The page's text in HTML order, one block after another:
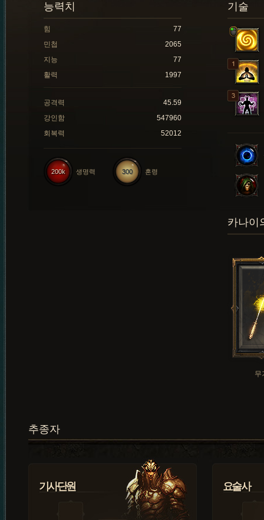
기술
능력치
힘
77
민첩
2065
지능
77
활력
1997
공격력
45.59
강인함
547960
회복력
52012
300 혼령
200k 생명력
카나이
무
추종자
기사단원 요술사